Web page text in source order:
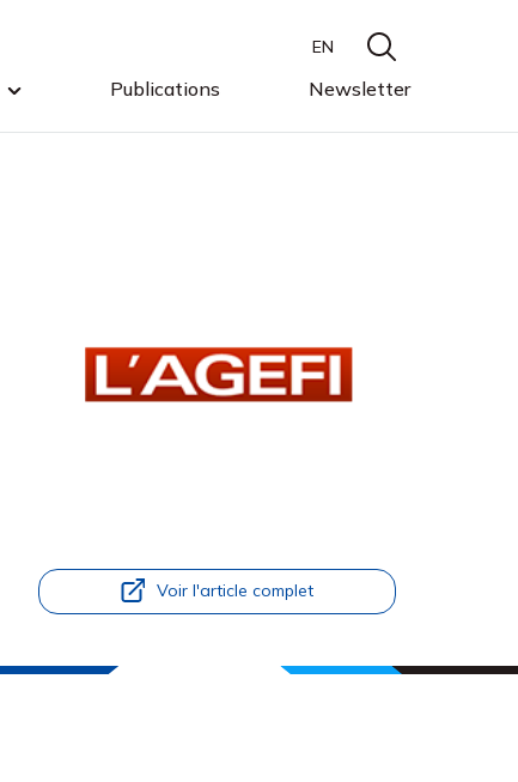
Publications Newsletter
EN
Voir l'article complet